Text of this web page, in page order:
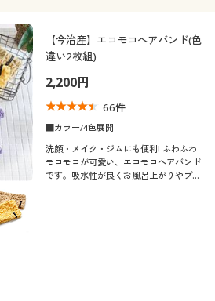
【今治産】エコモコへアバンド(色
違い2枚組)
2,200円
66件
■カラー/4色展開
洗顔・メイク・ジムにも便利! ふわふわ
モコモコが可愛い、エコモコへアバンド
です。吸水性が良くお風呂上がりやプー